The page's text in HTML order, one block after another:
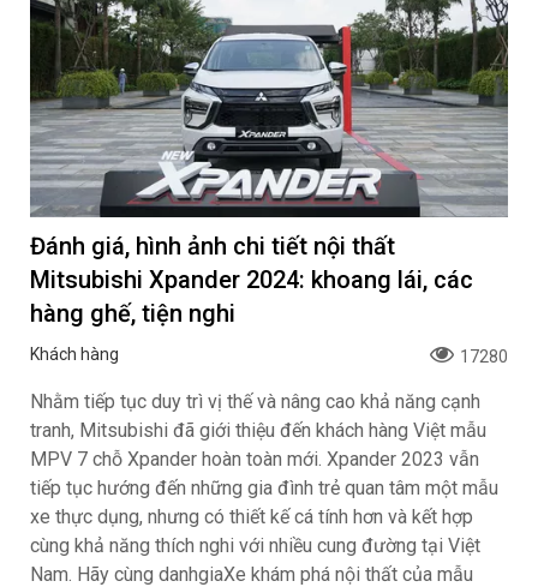
Đánh giá, hình ảnh chi tiết nội thất
Mitsubishi Xpander 2024: khoang lái, các
hàng ghế, tiện nghi
Khách hàng 17280
Nhằm tiếp tục duy trì vị thế và nâng cao khả năng cạnh
tranh, Mitsubishi đã giới thiệu đến khách hàng Việt mẫu
MPV 7 chỗ Xpander hoàn toàn mới. Xpander 2023 vẫn
tiếp tục hướng đến những gia đình trẻ quan tâm một mẫu
xe thực dụng, nhưng có thiết kế cá tính hơn và kết hợp
cùng khả năng thích nghi với nhiều cung đường tại Việt
Nam. Hãy cùng danhgiaXe khám phá nội thất của mẫu